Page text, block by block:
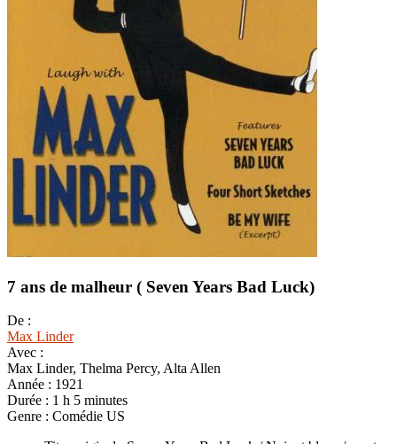
7 ans de malheur ( Seven Years Bad Luck)
De :
Max Linder
Avec :
Max Linder, Thelma Percy, Alta Allen
Année : 1921
Durée : 1 h 5 minutes
Genre : Comédie US